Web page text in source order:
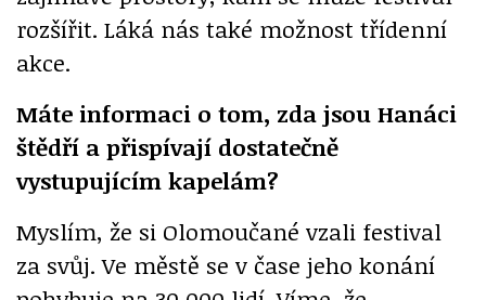
rozšířit. Láká nás také možnost třídenní
akce.
Máte informaci o tom, zda jsou Hanáci
štědří a přispívají dostatečně
vystupujícím kapelám?
Myslím, že si Olomoučané vzali festival
za svůj. Ve městě se v čase jeho konání